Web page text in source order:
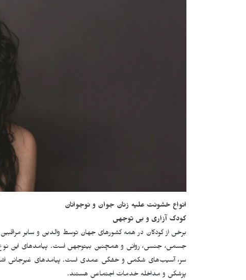
انواع خشونت علیه زنان جوان و نوجوانان
کودک آزاری و بی توجهی
برخی از کودکان در همه کشورهای جهان توسط والدین و سایر
جسمی، جنسی، روانی و همچنین بی­توجهی است. پیامدهای
سر، آسیب‌های شکمی و خفگی عمدی است. پیامدهای غیرجانی
پزشکی و مداخله خدمات اجتماعی هستند.